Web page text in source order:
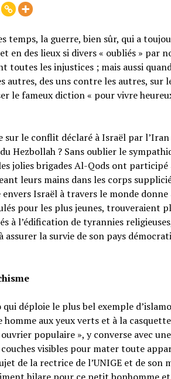
temps, la guerre, bien sûr, qui a
en des lieux si divers « oubliés » par
toutes les injustices ; mais aussi
autres, des uns contre les autres, sur
le fameux diction « pour vivre
sur le conflit déclaré à Israël par l’Iran
Hezbollah ? Sans oublier le
jolies brigades Al-Qods ont participé
leurs mains dans les corps
Israël à travers le monde donne
pour les plus jeunes, trouveraient
à l’édification de tyrannies
la survie de son pays
déploie le plus bel exemple
homme aux yeux verts et à la
populaire », y converse avec
visibles pour mater toute
de la rectrice de l’UNIGE et de son